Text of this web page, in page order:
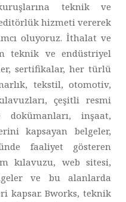
teknik ve
hizmeti vererek
oluyoruz. İthalat ve
teknik ve endüstriyel
sertifikalar, her türlü
tekstil, otomotiv,
çeşitli resmi
inşaat,
kapsayan belgeler,
faaliyet gösteren
kılavuzu, web sitesi,
ve bu alanlarda
kapsar. Bworks, teknik